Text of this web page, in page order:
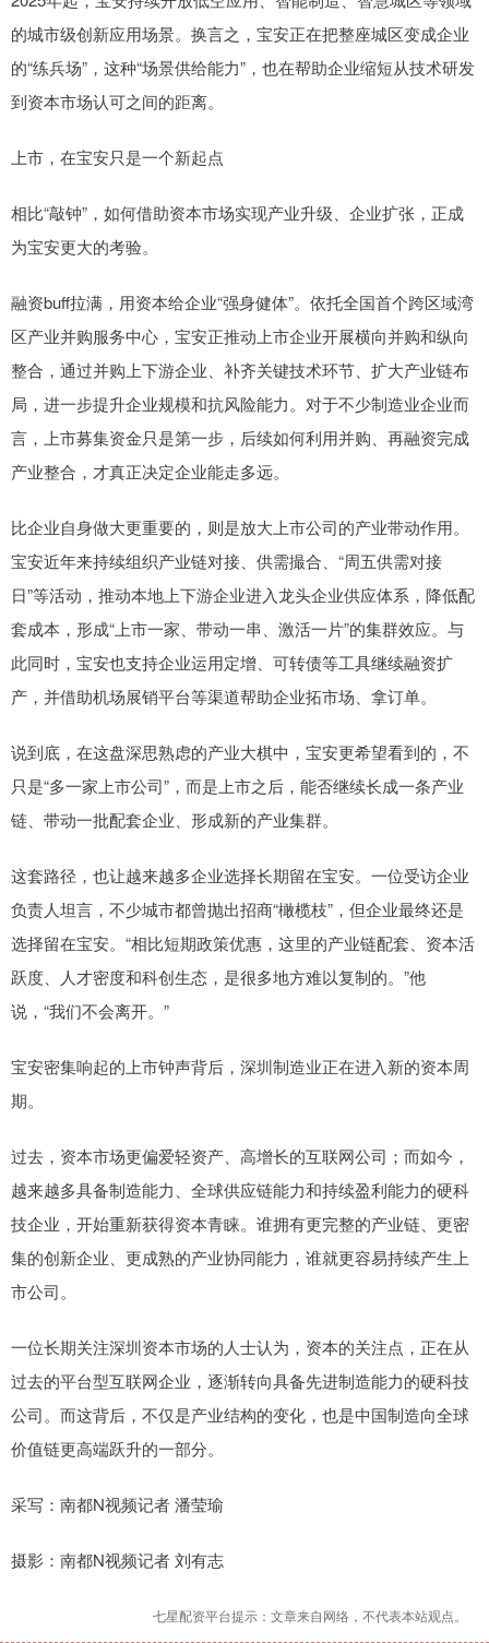
的城市级创新应用场景。换言之，宝安正在把整座城区变成企业
的“练兵场”，这种“场景供给能力”，也在帮助企业缩短从技术研发
到资本市场认可之间的距离。
上市，在宝安只是一个新起点
相比“敲钟”，如何借助资本市场实现产业升级、企业扩张，正成
为宝安更大的考验。
融资buff拉满，用资本给企业“强身健体”。依托全国首个跨区域湾
区产业并购服务中心，宝安正推动上市企业开展横向并购和纵向
整合，通过并购上下游企业、补齐关键技术环节、扩大产业链布
局，进一步提升企业规模和抗风险能力。对于不少制造业企业而
言，上市募集资金只是第一步，后续如何利用并购、再融资完成
产业整合，才真正决定企业能走多远。
比企业自身做大更重要的，则是放大上市公司的产业带动作用。
宝安近年来持续组织产业链对接、供需撮合、“周五供需对接
日”等活动，推动本地上下游企业进入龙头企业供应体系，降低配
套成本，形成“上市一家、带动一串、激活一片”的集群效应。与
此同时，宝安也支持企业运用定增、可转债等工具继续融资扩
产，并借助机场展销平台等渠道帮助企业拓市场、拿订单。
说到底，在这盘深思熟虑的产业大棋中，宝安更希望看到的，不
只是“多一家上市公司”，而是上市之后，能否继续长成一条产业
链、带动一批配套企业、形成新的产业集群。
这套路径，也让越来越多企业选择长期留在宝安。一位受访企业
负责人坦言，不少城市都曾抛出招商“橄榄枝”，但企业最终还是
选择留在宝安。“相比短期政策优惠，这里的产业链配套、资本活
跃度、人才密度和科创生态，是很多地方难以复制的。”他
说，“我们不会离开。”
宝安密集响起的上市钟声背后，深圳制造业正在进入新的资本周
期。
过去，资本市场更偏爱轻资产、高增长的互联网公司；而如今，
越来越多具备制造能力、全球供应链能力和持续盈利能力的硬科
技企业，开始重新获得资本青睐。谁拥有更完整的产业链、更密
集的创新企业、更成熟的产业协同能力，谁就更容易持续产生上
市公司。
一位长期关注深圳资本市场的人士认为，资本的关注点，正在从
过去的平台型互联网企业，逐渐转向具备先进制造能力的硬科技
公司。而这背后，不仅是产业结构的变化，也是中国制造向全球
价值链更高端跃升的一部分。
采写：南都N视频记者 潘莹瑜
摄影：南都N视频记者 刘有志
七星配资平台提示：文章来自网络，不代表本站观点。